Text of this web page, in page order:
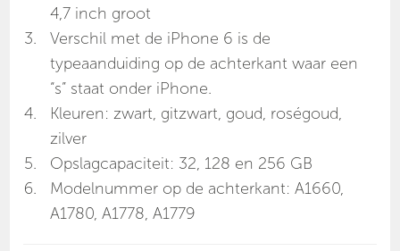
4,7 inch groot
Verschil met de iPhone 6 is de
typeaanduiding op de achterkant waar een
“s” staat onder iPhone.
Kleuren: zwart, gitzwart, goud, roségoud,
zilver
Opslagcapaciteit: 32, 128 en 256 GB
Modelnummer op de achterkant: A1660,
A1780, A1778, A1779